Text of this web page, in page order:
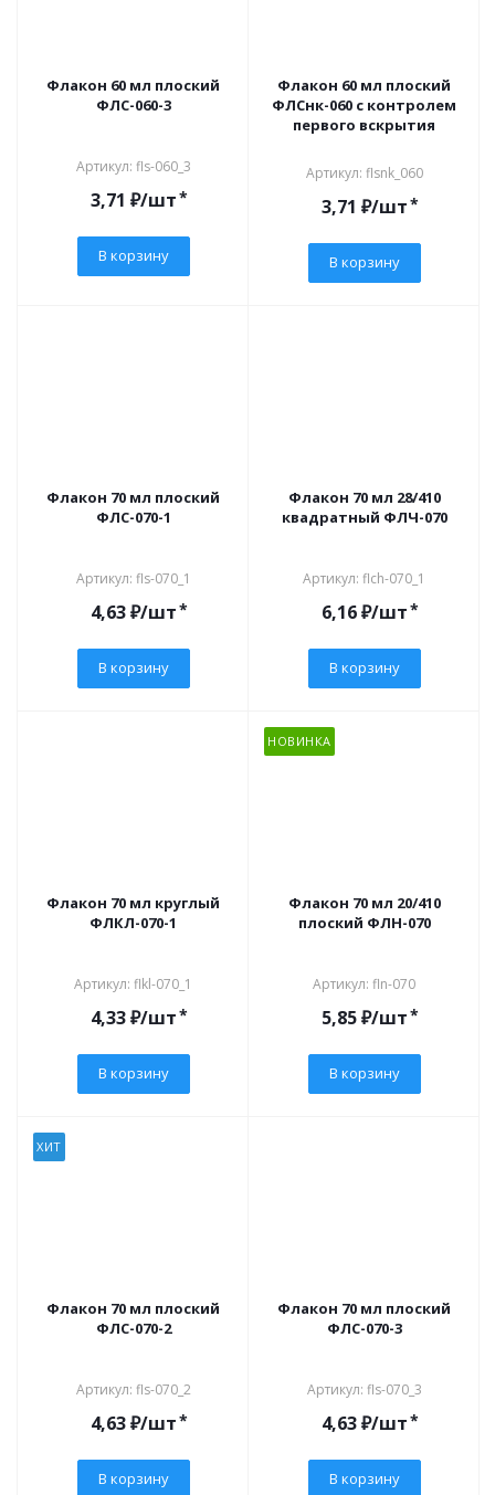
Флакон 60 мл плоский
ФЛС-060-3
Артикул: fls-060_3
3,71 ₽/шт*
В корзину
Флакон 60 мл плоский
ФЛСнк-060 с контролем
первого вскрытия
Артикул: flsnk_060
3,71 ₽/шт*
В корзину
Флакон 70 мл плоский
ФЛС-070-1
Артикул: fls-070_1
4,63₽/шт*
В корзину
Флакон 70 мл 28/410
квадратный ФЛЧ-070
Артикул: flch-070_1
6,16₽/шт*
В корзину
Флакон 70 мл круглый
ФЛКЛ-070-1
Артикул: flkl-070_1
4,33₽/шт*
В корзину
НОВИНКА
Флакон 70 мл 20/410
плоский ФЛН-070
Артикул: fln-070
5,85₽/шт*
В корзину
ХИТ
Флакон 70 мл плоский
ФЛС-070-2
Артикул: fls-070_2
4,63₽/шт*
В корзину
Флакон 70 мл плоский
ФЛС-070-3
Артикул: fls-070_3
4,63₽/шт*
В корзину